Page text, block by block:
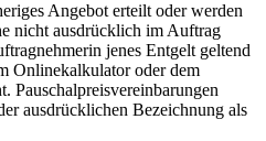
Angebot erteilt oder werden
nicht ausdrücklich im Auftrag
jenes Entgelt geltend
Onlinekalkulator oder dem
Pauschalpreisvereinbarungen
ausdrücklichen Bezeichnung als